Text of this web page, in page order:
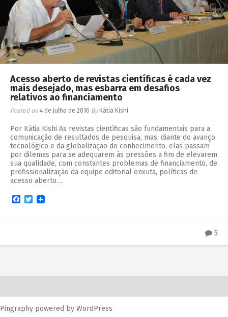
Acesso aberto de revistas científicas é cada vez
mais desejado, mas esbarra em desafios
relativos ao financiamento
Posted on 4 de julho de 2016 By Kátia Kishi
Por Kátia Kishi As revistas científicas são fundamentais para a
comunicação de resultados de pesquisa, mas, diante do avanço
tecnológico e da globalização do conhecimento, elas passam
por dilemas para se adequarem às pressões a fim de elevarem
sua qualidade, com constantes problemas de financiamento, de
profissionalização da equipe editorial enxuta, políticas de
acesso aberto…
Facebook
Twitter
5
Pingraphy powered by WordPress